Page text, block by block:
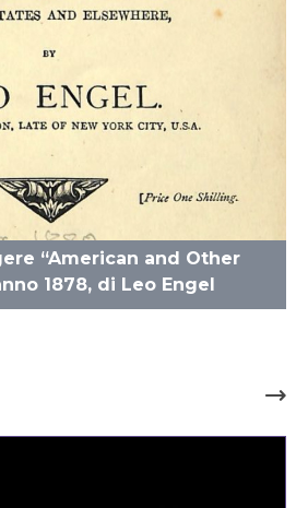
“American and Other
1878, di Leo Engel